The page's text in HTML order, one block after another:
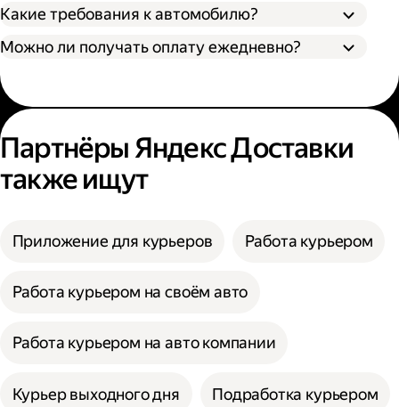
Какие требования к автомобилю?
Можно ли получать оплату ежедневно?
Партнёры Яндекс Доставки
также ищут
Приложение для курьеров Работа курьером
Работа курьером на своём авто
Работа курьером на авто компании
Курьер выходного дня Подработка курьером